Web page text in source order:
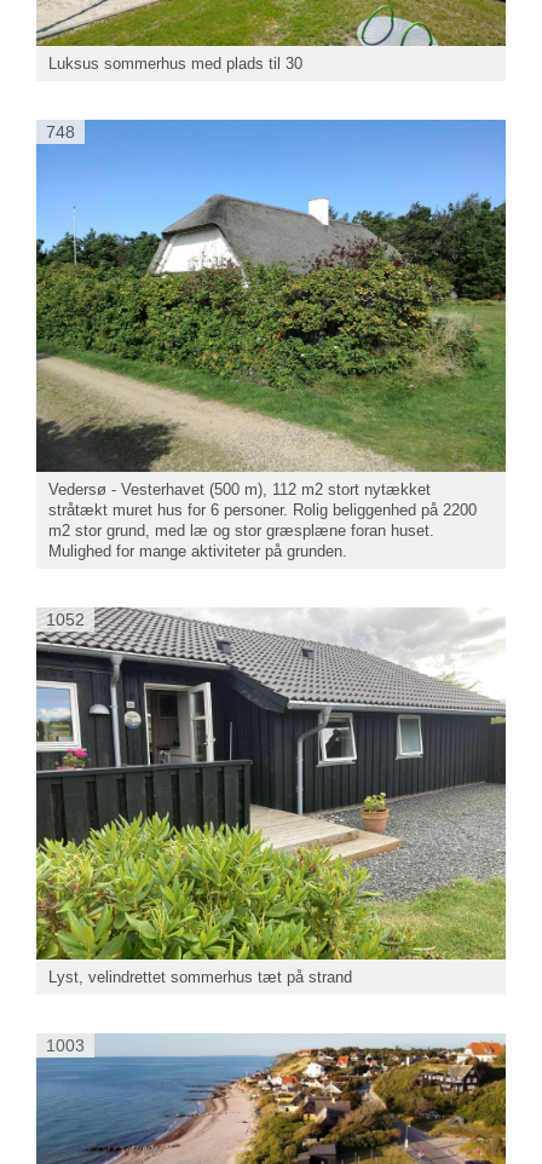
Luksus sommerhus med plads til 30
748
Vedersø - Vesterhavet (500 m), 112 m2 stort nytækket
stråtækt muret hus for 6 personer. Rolig beliggenhed på 2200
m2 stor grund, med læ og stor græsplæne foran huset.
Mulighed for mange aktiviteter på grunden.
1052
Lyst, velindrettet sommerhus tæt på strand
1003